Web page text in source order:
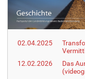
e
r
e
02.04.2025
12.02.2026
Das